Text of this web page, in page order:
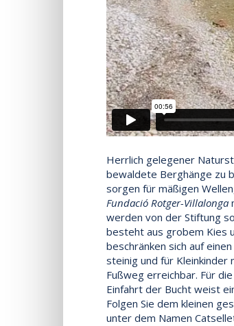
Herrlich gelegener
bewaldete Berghänge zu
sorgen für mäßigen
Fundació Rotger-Villalonga
werden von der Stiftung
besteht aus grobem Kies
beschränken sich auf
steinig und für Kleinkinder
Fußweg erreichbar. Für
Einfahrt der Bucht weist
Folgen Sie dem kleinen
unter dem Namen